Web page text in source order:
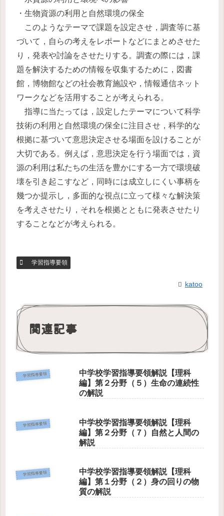
・生物資源の利用と自然環境の保全
このようなテーマで課題を設定させ，調査等に基
づいて，自らの考えをレポートなどにまとめさせた
り，発表や討論をさせたりする。調査の際には，課
題を解決するための情報を収集するために，図書
館，博物館などの社会教育施設や，情報通信ネット
ワークなどを活用することが考えられる。
指導に当たっては，設定したテーマについて科学
技術の利用と自然環境の保全に注目させ，科学的な
根拠に基づいて意思決定させる場面を設けることが
大切である。例えば，意思決定を行う場面では，資
源の利用は私たちの生活を豊かにする一方で環境破
壊を引き起こすなど，同時には成立しにくい事柄を
幾つか提示し，多面的な視点に立って様々な解決策
を考えさせたり，それを根拠とともに発表させたり
することなどが考えられる。
学習指導要領
katoo
関連記事
学習指導要領
中学校学習指導要領解説【理科
編】第２分野（５）生命の連続性
の解説
学習指導要領
中学校学習指導要領解説【理科
編】第２分野（７）自然と人間の
解説
学習指導要領
中学校学習指導要領解説【理科
編】第１分野（２）身の回りの物
質の解説